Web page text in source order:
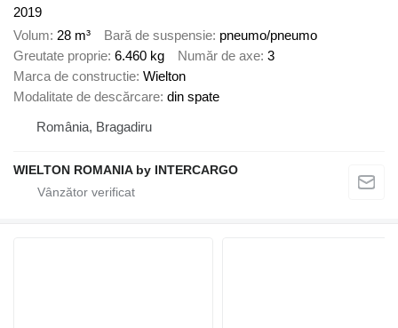
2019
Volum 28 m³ Bară de suspensie pneumo/pneumo
Greutate proprie 6.460 kg Număr de axe 3
Marca de constructie Wielton
Modalitate de descărcare din spate
România, Bragadiru
WIELTON ROMANIA by INTERCARGO